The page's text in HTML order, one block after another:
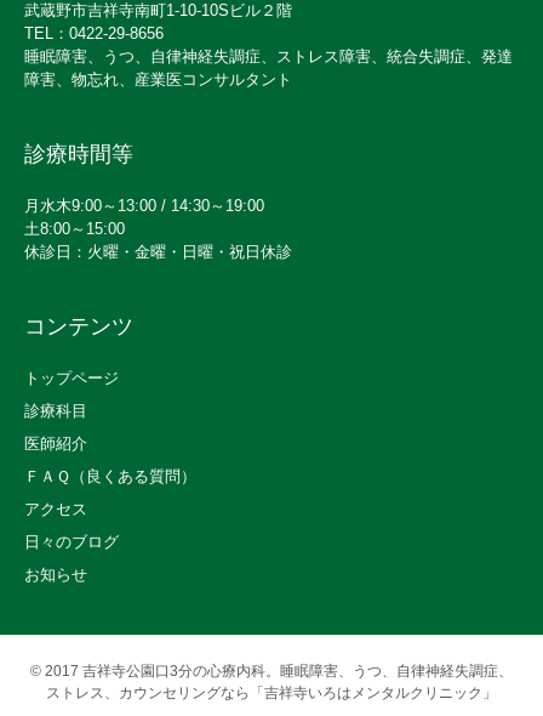
武蔵野市吉祥寺南町1-10-10Sビル２階
TEL：0422-29-8656
睡眠障害、うつ、自律神経失調症、ストレス障害、統合失調症、発達
障害、物忘れ、産業医コンサルタント
診療時間等
月水木9:00～13:00 / 14:30～19:00
土8:00～15:00
休診日：火曜・金曜・日曜・祝日休診
コンテンツ
トップページ
診療科目
医師紹介
ＦＡＱ（良くある質問）
アクセス
日々のブログ
お知らせ
© 2017 吉祥寺公園口3分の心療内科。睡眠障害、うつ、自律神経失調症、
ストレス、カウンセリングなら「吉祥寺いろはメンタルクリニック」